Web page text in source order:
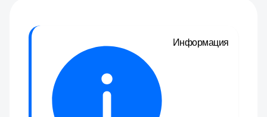
Информация